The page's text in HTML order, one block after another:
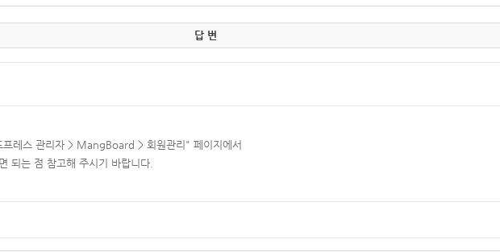
답 변
레스 관리자 > MangBoard > 회원관리" 페이지에서
되는 점 참고해 주시기 바랍니다.